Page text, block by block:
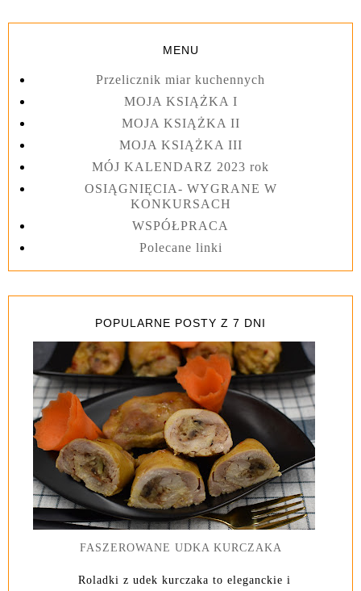
MENU
Przelicznik miar kuchennych
MOJA KSIĄŻKA I
MOJA KSIĄŻKA II
MOJA KSIĄŻKA III
MÓJ KALENDARZ 2023 rok
OSIĄGNIĘCIA- WYGRANE W
KONKURSACH
WSPÓŁPRACA
Polecane linki
POPULARNE POSTY Z 7 DNI
FASZEROWANE UDKA KURCZAKA
Roladki z udek kurczaka to eleganckie i